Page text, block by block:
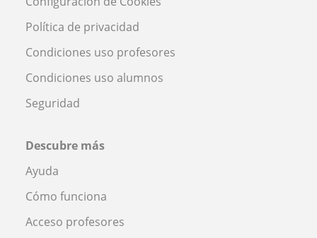
Política de privacidad
Condiciones uso profesores
Condiciones uso alumnos
Seguridad
Descubre más
Ayuda
Cómo funciona
Acceso profesores